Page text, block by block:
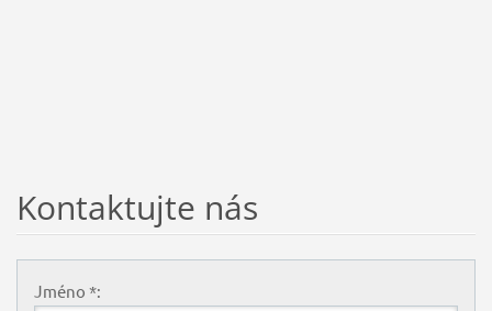
Kontaktujte nás
Jméno *: